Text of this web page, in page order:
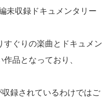
未収録ドキュメンタリー
ぐりの楽曲とドキュメン
品となっており、
録されているわけではご